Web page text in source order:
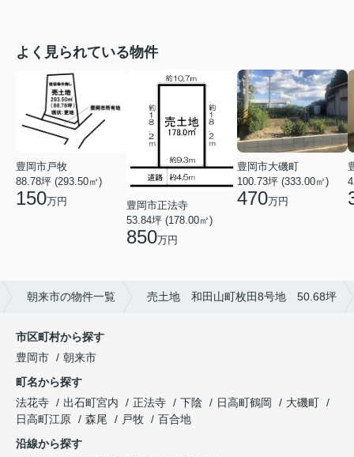
よく見られている物件
豊岡市戸牧
88.78坪 (293.50㎡)
150万円
豊岡市正法寺
53.84坪 (178.00㎡)
850万円
豊岡市大磯町
100.73坪 (333.00㎡)
470万円
朝来市の物件一覧 売土地 和田山町枚田8号地 50.68坪
市区町村から探す
豊岡市
朝来市
町名から探す
法花寺
出石町宮内 正法寺 下陰 日高町鶴岡
大磯町
日高町江原
森尾 戸牧
百合地
沿線から探す